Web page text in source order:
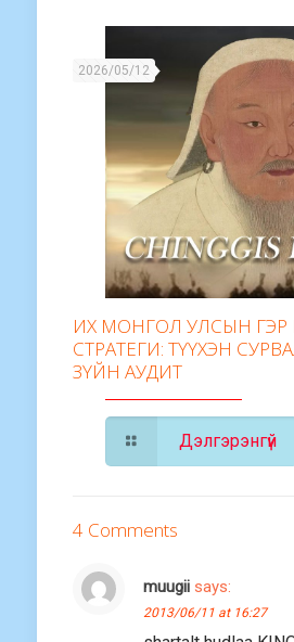
2026/05/12
ИХ МОНГОЛ УЛСЫН ГЭР
СТРАТЕГИ: ТҮҮХЭН
ЗҮЙН АУДИТ
Дэлгэрэнгүй
4 Comments
muugii says:
2013/06/11 at 16:27